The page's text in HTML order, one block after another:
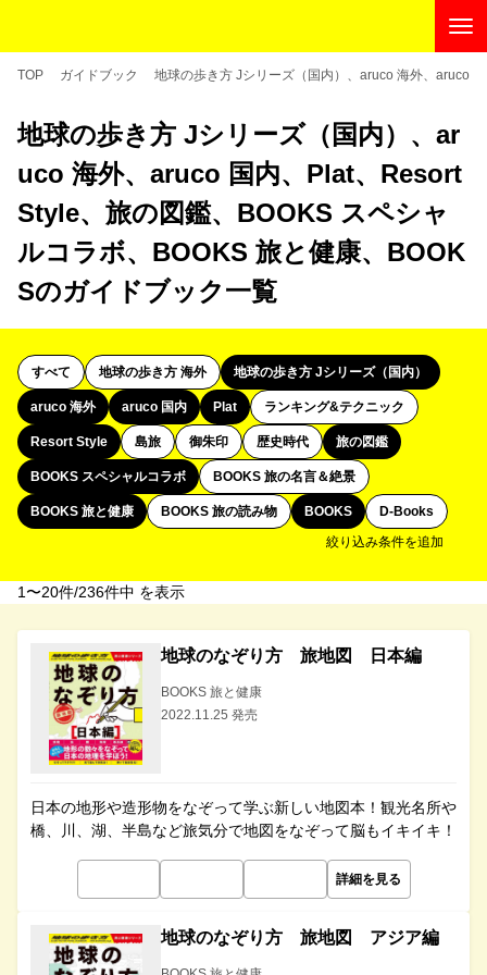
TOP ガイドブック 地球の歩き方 Jシリーズ（国内）、aruco 海外、aruco
地球の歩き方 Jシリーズ（国内）、ar
uco 海外、aruco 国内、Plat、Resort
Style、旅の図鑑、BOOKS スペシャ
ルコラボ、BOOKS 旅と健康、BOOK
Sのガイドブック一覧
すべて 地球の歩き方 海外 地球の歩き方 Jシリーズ（国内）
aruco 海外 aruco 国内 Plat ランキング&テクニック
Resort Style 島旅 御朱印 歴史時代 旅の図鑑
BOOKS スペシャルコラボ BOOKS 旅の名言＆絶景
BOOKS 旅と健康 BOOKS 旅の読み物 BOOKS D-Books
絞り込み条件を追加
1〜20件/236件中 を表示
地球のなぞり方 旅地図 日本編
BOOKS 旅と健康
2022.11.25 発売
日本の地形や造形物をなぞって学ぶ新しい地図本！観光名所や
橋、川、湖、半島など旅気分で地図をなぞって脳もイキイキ！
詳細を見る
地球のなぞり方 旅地図 アジア編